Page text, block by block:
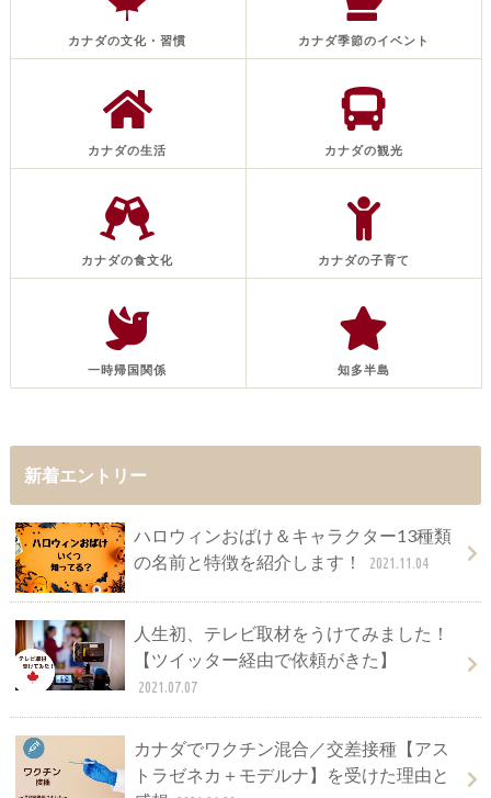
カナダの文化・習慣 カナダ季節のイベント
カナダの生活 カナダの観光
カナダの食文化 カナダの子育て
一時帰国関係 知多半島
新着エントリー
ハロウィンおばけ＆キャラクター13種類
の名前と特徴を紹介します！
2021.11.04
人生初、テレビ取材をうけてみました！
【ツイッター経由で依頼がきた】
2021.07.07
カナダでワクチン混合／交差接種【アス
トラゼネカ＋モデルナ】を受けた理由と